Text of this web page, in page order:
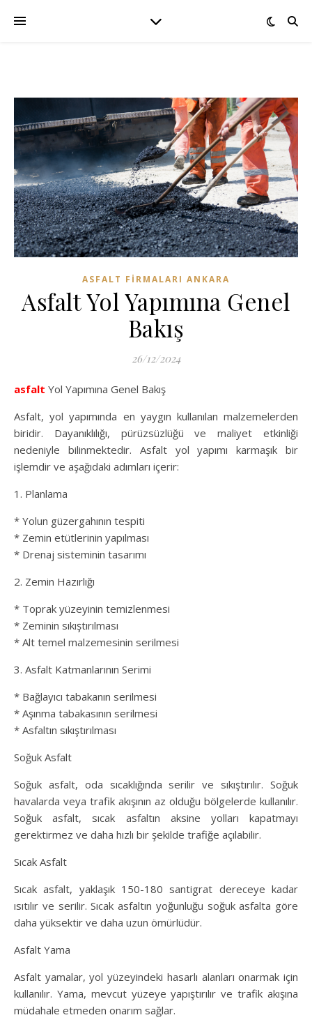
ASFALT FIRMALARI ANKARA
Asfalt Yol Yapımına Genel
Bakış
26/12/2024
asfalt Yol Yapımına Genel Bakış
Asfalt, yol yapımında en yaygın kullanılan malzemelerden
biridir. Dayanıklılığı, pürüzsüzlüğü ve maliyet etkinliği
nedeniyle bilinmektedir. Asfalt yol yapımı karmaşık bir
işlemdir ve aşağıdaki adımları içerir:
1. Planlama
* Yolun güzergahının tespiti
* Zemin etütlerinin yapılması
* Drenaj sisteminin tasarımı
2. Zemin Hazırlığı
* Toprak yüzeyinin temizlenmesi
* Zeminin sıkıştırılması
* Alt temel malzemesinin serilmesi
3. Asfalt Katmanlarının Serimi
* Bağlayıcı tabakanın serilmesi
* Aşınma tabakasının serilmesi
* Asfaltın sıkıştırılması
Soğuk Asfalt
Soğuk asfalt, oda sıcaklığında serilir ve sıkıştırılır. Soğuk
havalarda veya trafik akışının az olduğu bölgelerde kullanılır.
Soğuk asfalt, sıcak asfaltın aksine yolları kapatmayı
gerektirmez ve daha hızlı bir şekilde trafiğe açılabilir.
Sıcak Asfalt
Sıcak asfalt, yaklaşık 150-180 santigrat dereceye kadar
ısıtılır ve serilir. Sıcak asfaltın yoğunluğu soğuk asfalta göre
daha yüksektir ve daha uzun ömürlüdür.
Asfalt Yama
Asfalt yamalar, yol yüzeyindeki hasarlı alanları onarmak için
kullanılır. Yama, mevcut yüzeye yapıştırılır ve trafik akışına
müdahale etmeden onarım sağlar.